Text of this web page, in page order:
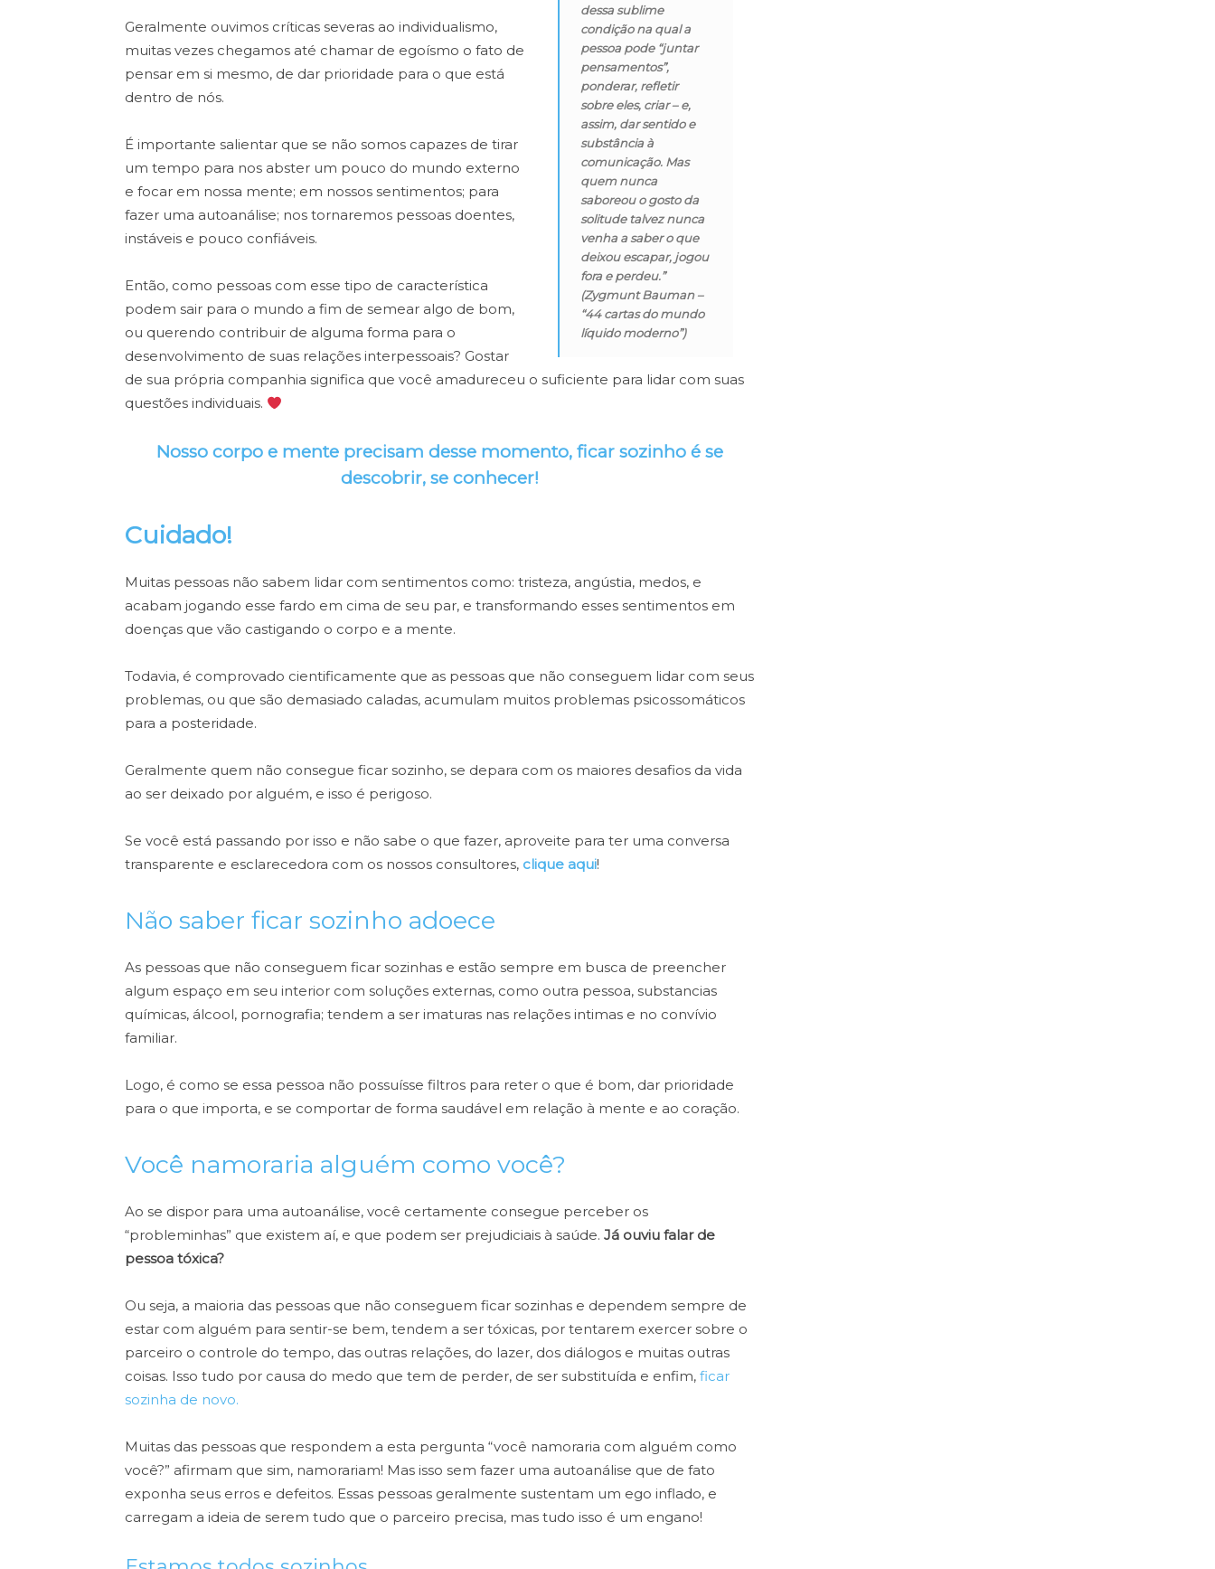
dessa sublime
condição na qual a
pessoa pode “juntar
pensamentos”,
ponderar, refletir
sobre eles, criar – e,
assim, dar sentido e
substância à
comunicação. Mas
quem nunca
saboreou o gosto da
solitude talvez nunca
venha a saber o que
deixou escapar, jogou
fora e perdeu.”
(Zygmunt Bauman –
“44 cartas do mundo
líquido moderno”)
Geralmente ouvimos críticas severas ao individualismo,
muitas vezes chegamos até chamar de egoísmo o fato de
pensar em si mesmo, de dar prioridade para o que está
dentro de nós.
É importante salientar que se não somos capazes de tirar
um tempo para nos abster um pouco do mundo externo
e focar em nossa mente; em nossos sentimentos; para
fazer uma autoanálise; nos tornaremos pessoas doentes,
instáveis e pouco confiáveis.
Então, como pessoas com esse tipo de característica
podem sair para o mundo a fim de semear algo de bom,
ou querendo contribuir de alguma forma para o
desenvolvimento de suas relações interpessoais? Gostar
de sua própria companhia significa que você amadureceu o suficiente para lidar com suas
questões individuais.
Nosso corpo e mente precisam desse momento, ficar sozinho é se
descobrir, se conhecer!
Cuidado!
Muitas pessoas não sabem lidar com sentimentos como: tristeza, angústia, medos, e
acabam jogando esse fardo em cima de seu par, e transformando esses sentimentos em
doenças que vão castigando o corpo e a mente.
Todavia, é comprovado cientificamente que as pessoas que não conseguem lidar com seus
problemas, ou que são demasiado caladas, acumulam muitos problemas psicossomáticos
para a posteridade.
Geralmente quem não consegue ficar sozinho, se depara com os maiores desafios da vida
ao ser deixado por alguém, e isso é perigoso.
Se você está passando por isso e não sabe o que fazer, aproveite para ter uma conversa
transparente e esclarecedora com os nossos consultores, clique aqui!
Não saber ficar sozinho adoece
As pessoas que não conseguem ficar sozinhas e estão sempre em busca de preencher
algum espaço em seu interior com soluções externas, como outra pessoa, substancias
químicas, álcool, pornografia; tendem a ser imaturas nas relações intimas e no convívio
familiar.
Logo, é como se essa pessoa não possuísse filtros para reter o que é bom, dar prioridade
para o que importa, e se comportar de forma saudável em relação à mente e ao coração.
Você namoraria alguém como você?
Ao se dispor para uma autoanálise, você certamente consegue perceber os
“probleminhas” que existem aí, e que podem ser prejudiciais à saúde. Já ouviu falar de
pessoa tóxica?
Ou seja, a maioria das pessoas que não conseguem ficar sozinhas e dependem sempre de
estar com alguém para sentir-se bem, tendem a ser tóxicas, por tentarem exercer sobre o
parceiro o controle do tempo, das outras relações, do lazer, dos diálogos e muitas outras
coisas. Isso tudo por causa do medo que tem de perder, de ser substituída e enfim, ficar
sozinha de novo.
Muitas das pessoas que respondem a esta pergunta “você namoraria com alguém como
você?” afirmam que sim, namorariam! Mas isso sem fazer uma autoanálise que de fato
exponha seus erros e defeitos. Essas pessoas geralmente sustentam um ego inflado, e
carregam a ideia de serem tudo que o parceiro precisa, mas tudo isso é um engano!